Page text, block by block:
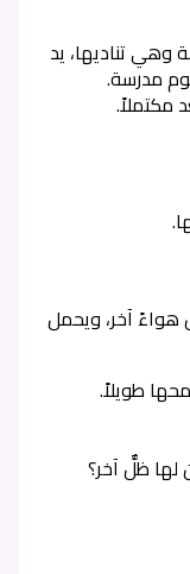
وهي تناديها، يد
مدرسة.
مكتملاً.
آخر، ويحمل
طويلاً.
ظلٌّ آخر؟